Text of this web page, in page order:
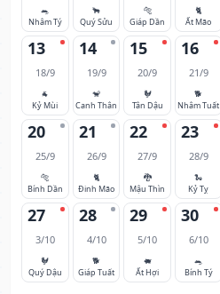
🐀
Nhâm Tý
🐂
Quý Sửu
🐅
Giáp Dần
🐈
Ất Mão
13
18/9
🐐
Kỷ Mùi
14
19/9
🐒
Canh Thân
15
20/9
🐓
Tân Dậu
16
21/9
🐕
Nhâm Tuất
20
25/9
🐅
Bính Dần
21
26/9
🐈
Đinh Mão
22
27/9
🐉
Mậu Thìn
23
28/9
🐍
Kỷ Tỵ
27
3/10
🐓
Quý Dậu
28
4/10
🐕
Giáp Tuất
29
5/10
🐖
Ất Hợi
30
6/10
🐀
Bính Tý